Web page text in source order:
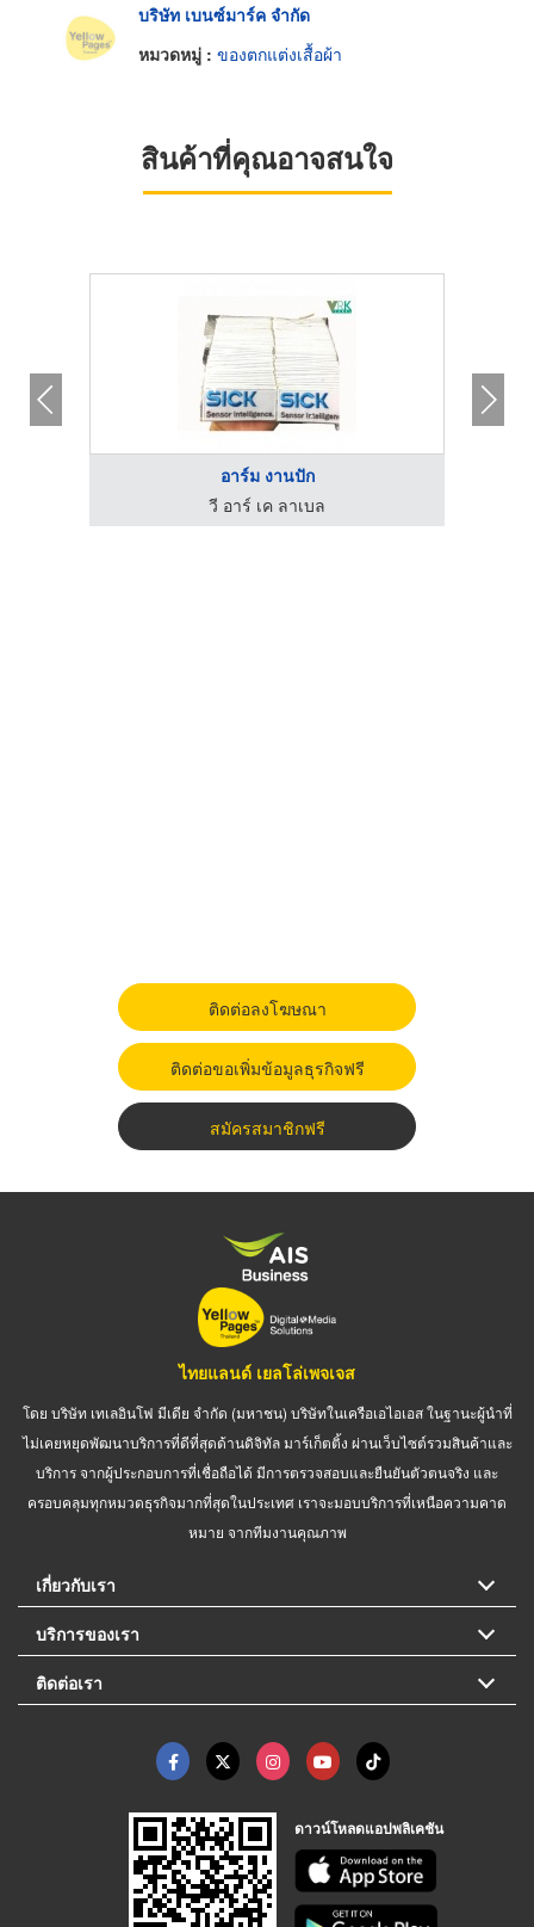
บริษัท เบนซ์มาร์ค จำกัด
หมวดหมู่ : ของตกแต่งเสื้อผ้า
สินค้าที่คุณอาจสนใจ
อาร์ม งานปัก
วี อาร์ เค ลาเบล
ติดต่อลงโฆษณา
ติดต่อขอเพิ่มข้อมูลธุรกิจฟรี
สมัครสมาชิกฟรี
ไทยแลนด์ เยลโล่เพจเจส
โดย บริษัท เทเลอินโฟ มีเดีย จำกัด (มหาชน) บริษัทในเครือเอไอเอส ในฐานะผู้นำที่
ไม่เคยหยุดพัฒนาบริการที่ดีที่สุดด้านดิจิทัล มาร์เก็ตติ้ง ผ่านเว็บไซต์รวมสินค้าและ
บริการ จากผู้ประกอบการที่เชื่อถือได้ มีการตรวจสอบและยืนยันตัวตนจริง และ
ครอบคลุมทุกหมวดธุรกิจมากที่สุดในประเทศ เราจะมอบบริการที่เหนือความคาด
หมาย จากทีมงานคุณภาพ
เกี่ยวกับเรา
บริการของเรา
ติดต่อเรา
ดาวน์โหลดแอปพลิเคชัน